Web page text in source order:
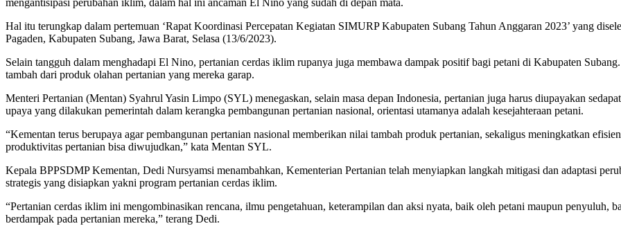
Hal itu terungkap dalam pertemuan ‘Rapat Koordinasi Percepatan Kegiatan SIMURP Kabupaten Subang Tahun Anggaran 2023’ yang
Pagaden, Kabupaten Subang, Jawa Barat, Selasa (13/6/2023).
Selain tangguh dalam menghadapi El Nino, pertanian cerdas iklim rupanya juga membawa dampak positif bagi petani di Kabupaten
tambah dari produk olahan pertanian yang mereka garap.
Menteri Pertanian (Mentan) Syahrul Yasin Limpo (SYL) menegaskan, selain masa depan Indonesia, pertanian juga harus diupayakan
upaya yang dilakukan pemerintah dalam kerangka pembangunan pertanian nasional, orientasi utamanya adalah kesejahteraan petani.
“Kementan terus berupaya agar pembangunan pertanian nasional memberikan nilai tambah produk pertanian, sekaligus meningkatkan
produktivitas pertanian bisa diwujudkan,” kata Mentan SYL.
Kepala BPPSDMP Kementan, Dedi Nursyamsi menambahkan, Kementerian Pertanian telah menyiapkan langkah mitigasi dan adaptasi
strategis yang disiapkan yakni program pertanian cerdas iklim.
“Pertanian cerdas iklim ini mengombinasikan rencana, ilmu pengetahuan, keterampilan dan aksi nyata, baik oleh petani maupun penyuluh,
berdampak pada pertanian mereka,” terang Dedi.